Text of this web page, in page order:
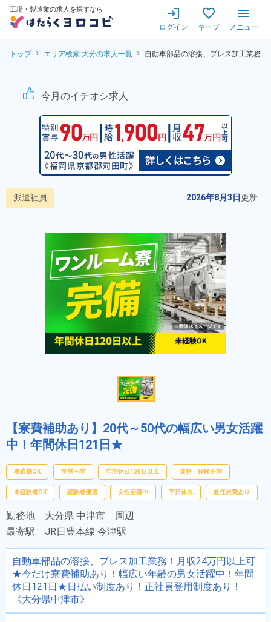
工場・製造業の求人を探すなら
ログイン キープ メニュー
トップ エリア検索 大分の求人一覧 自動車部品の溶接、プレス加工業務
自動車部品の溶接、プレス
今月のイチオシ求人
派遣社員 2026年8月3日更新
【寮費補助あり】20代～50代の幅広い男女活躍
中！年間休日121日★
車通勤OK 学歴不問 年間休日120日以上 資格・経験不問
未経験者OK 経験者優遇 女性活躍中 平日休み 赴任旅費あり
勤務地 大分県 中津市 周辺
最寄駅 JR日豊本線 今津駅
自動車部品の溶接、プレス加工業務！月収24万円以上可
★今だけ寮費補助あり！幅広い年齢の男女活躍中！年間
休日121日★日払い制度あり！正社員登用制度あり！
《大分県中津市》